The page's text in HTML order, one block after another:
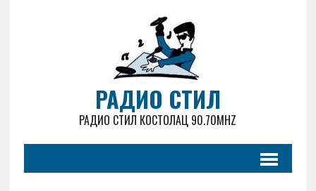
РАДИО СТИЛ
РАДИО СТИЛ КОСТОЛАЦ 90.70MHZ